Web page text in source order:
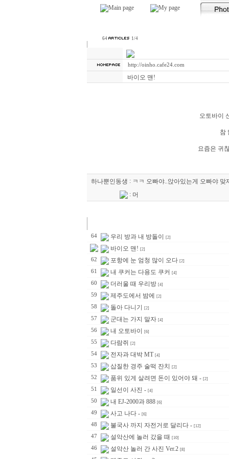
64 1/4
http://oinho.cafe24.com
바이오 맨!
오토바이
참
요즘은 귀
하나뿐인동생 : ㅋㅋ 오빠야..앉아있는게 오빠야 맞
: 머
64 우리 방과 내 방돌이 [2]
바이오 맨! [2]
62 포항에 눈 엄청 많이 오다 [2]
61 내 쿠커는 다용도 쿠커 [4]
60 더러울 때 우리방 [4]
59 제주도에서 밤에 [2]
58 돌아 다니기 [2]
57 군대는 가지 말자 [4]
56 내 오토바이 [6]
55 다람쥐 [2]
54 전자과 대박 MT [4]
53 삽질한 경주 술떡 잔치 [2]
52 품위 있게 살려면 돈이 있어야 돼 - [2]
51 일선이 사진 - [4]
50 내 EJ-2000과 888 [6]
49 사고 나다 - [6]
48 불국사 까지 자전거로 달리다 - [12]
47 설악산에 놀러 갔을 때 [10]
46 설악산 놀러 간 사진 Ver.2 [8]